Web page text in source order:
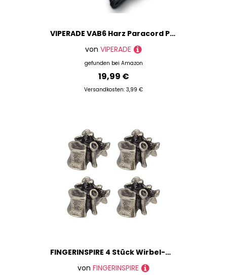
VIPERADE VAB6 Harz Paracord Perlen, im Dunkeln leuchtende Messer Lanyard Beads, Paracord Zubehör Anhänger für Messer, Taschenwerkzeuge, Schlüsselanhänger, Armbänder, EDC Ausrüstung
von VIPERADE
gefunden bei Amazon
19,99 €
Versandkosten: 3,99 €
FINGERINSPIRE 4 Stück Wirbel-Messer-Schlüsselband-Perlen, 12 x 19 mm, Paracord-Perlen, EDC, Messing, Paracord-Perlen, Retro-Messing-Perlen, Schlüsselanhänger, DIY-Zubehör, europäische Metallperlen,
von FINGERINSPIRE